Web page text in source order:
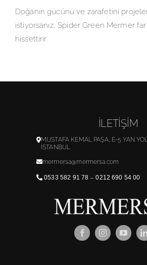
Doğanın gücünü ve zarafetini
istiyorsanız, Spider Green Mermer
hissettirir.
İLETİŞİM
MUSTAFA KEMAL PAŞA, E-5 YAN
İSTANBUL
mermersa@mermersa.com
0533 582 91 78 – 0212 690 54 00